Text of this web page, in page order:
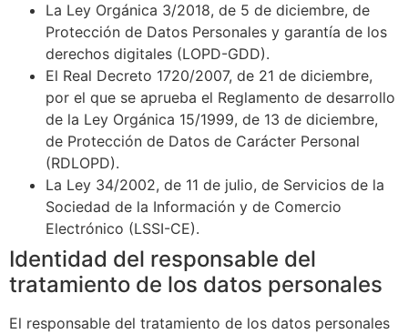
La Ley Orgánica 3/2018, de 5 de diciembre, de
Protección de Datos Personales y garantía de los
derechos digitales (LOPD-GDD).
El Real Decreto 1720/2007, de 21 de diciembre,
por el que se aprueba el Reglamento de desarrollo
de la Ley Orgánica 15/1999, de 13 de diciembre,
de Protección de Datos de Carácter Personal
(RDLOPD).
La Ley 34/2002, de 11 de julio, de Servicios de la
Sociedad de la Información y de Comercio
Electrónico (LSSI-CE).
Identidad del responsable del
tratamiento de los datos personales
El responsable del tratamiento de los datos personales